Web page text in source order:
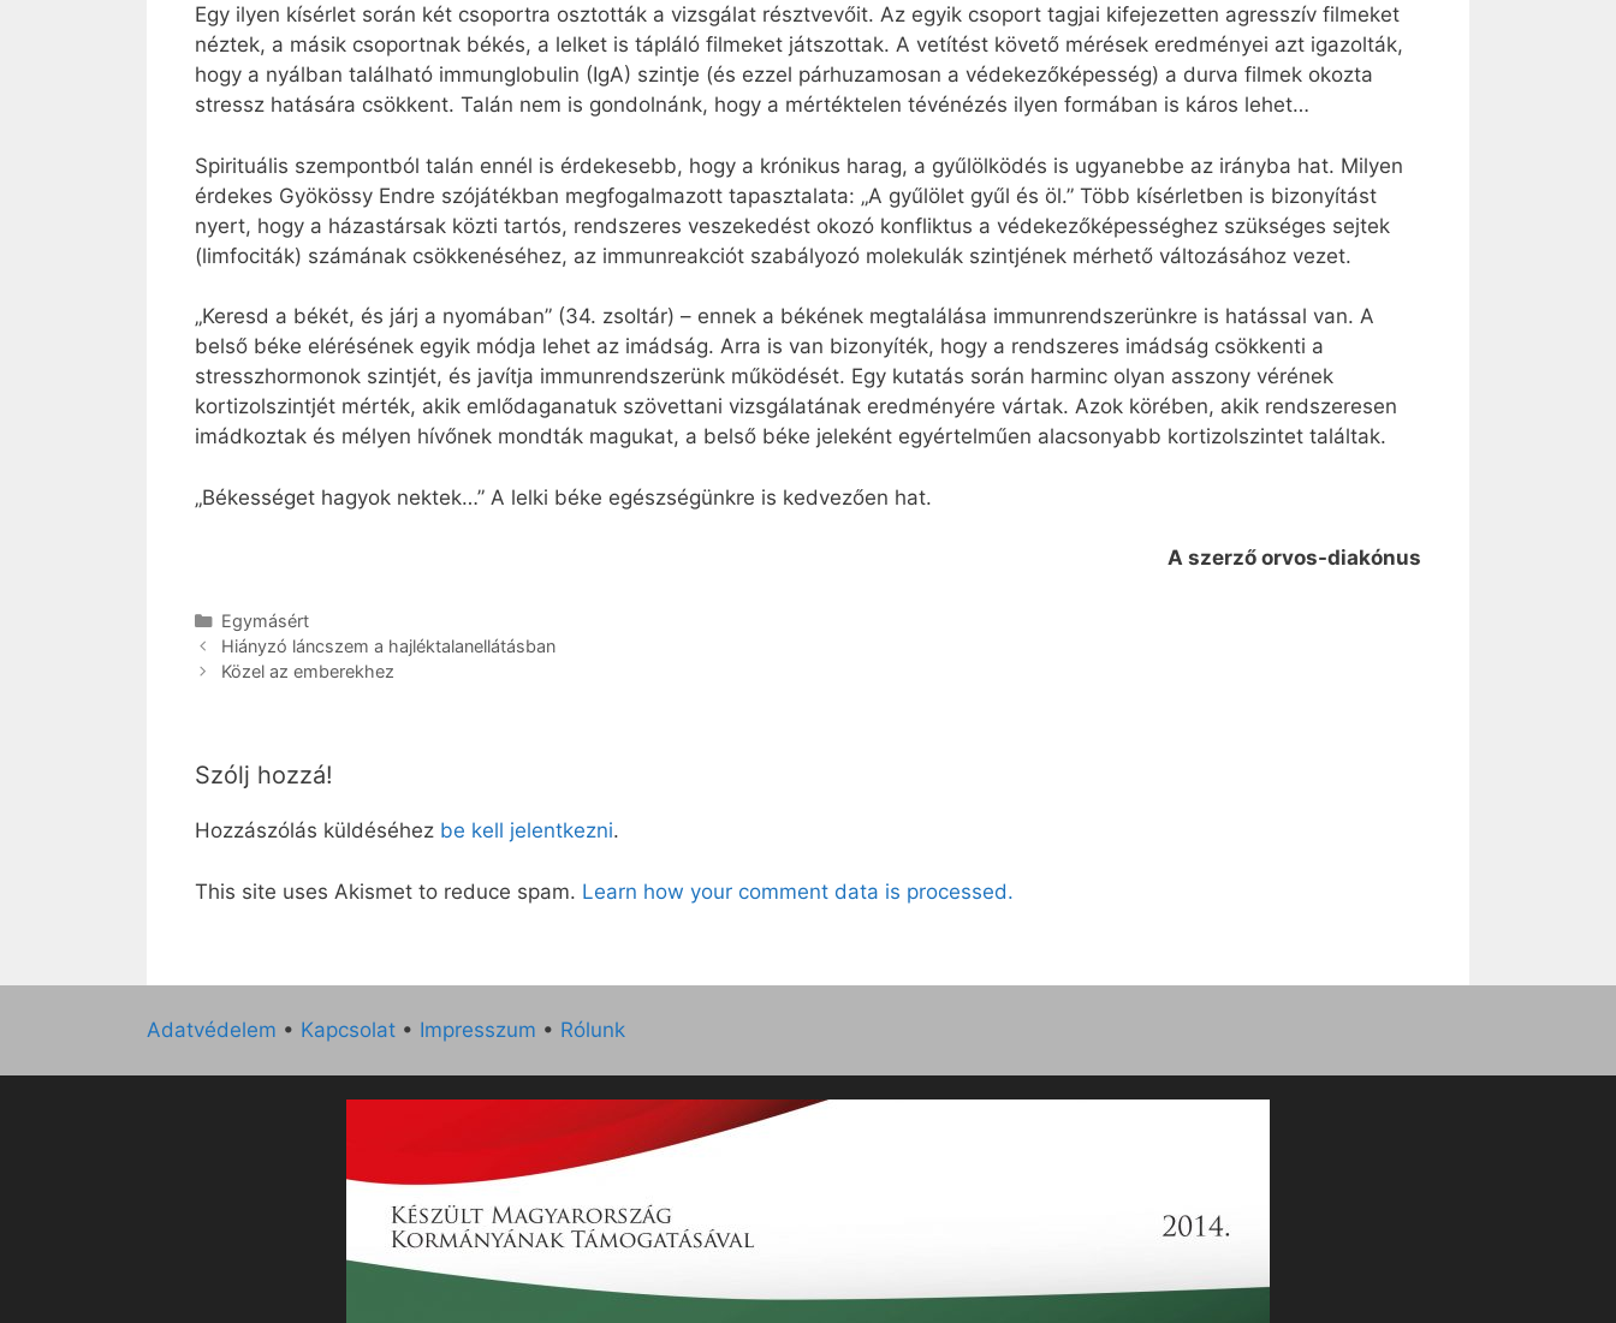
Egy ilyen kísérlet során két csoportra osztották a vizsgálat résztvevőit. Az egyik csoport tagjai kifejezetten agresszív filmeket
néztek, a másik csoportnak békés, a lelket is tápláló filmeket játszottak. A vetítést követő mérések eredményei azt igazolták,
hogy a nyálban található immunglobulin (IgA) szintje (és ezzel párhuzamosan a védekezőképesség) a durva filmek okozta
stressz hatására csökkent. Talán nem is gondolnánk, hogy a mértéktelen tévénézés ilyen formában is káros lehet…
Spirituális szempontból talán ennél is érdekesebb, hogy a krónikus harag, a gyűlölködés is ugyanebbe az irányba hat. Milyen
érdekes Gyökössy Endre szójátékban megfogalmazott tapasztalata: „A gyűlölet gyűl és öl.” Több kísérletben is bizonyítást
nyert, hogy a házastársak közti tartós, rendszeres veszekedést okozó konfliktus a védekezőképességhez szükséges sejtek
(limfociták) számának csökkenéséhez, az immunreakciót szabályozó molekulák szintjének mérhető változásához vezet.
„Keresd a békét, és járj a nyomában” (34. zsoltár) – ennek a békének megtalálása immunrendszerünkre is hatással van. A
belső béke elérésének egyik módja lehet az imádság. Arra is van bizonyíték, hogy a rendszeres imádság csökkenti a
stresszhormonok szintjét, és javítja immunrendszerünk működését. Egy kutatás során harminc olyan asszony vérének
kortizolszintjét mérték, akik emlődaganatuk szövettani vizsgálatának eredményére vártak. Azok körében, akik rendszeresen
imádkoztak és mélyen hívőnek mondták magukat, a belső béke jeleként egyértelműen alacsonyabb kortizolszintet találtak.
„Békességet hagyok nektek…” A lelki béke egészségünkre is kedvezően hat.
A szerző orvos-diakónus
Kategória
Egymásért
Hiányzó láncszem a hajléktalanellátásban
Kö­zel az em­be­rek­hez
Szólj hozzá!
Hozzászólás küldéséhez be kell jelentkezni.
This site uses Akismet to reduce spam. Learn how your comment data is processed.
Adatvédelem • Kapcsolat • Impresszum • Rólunk